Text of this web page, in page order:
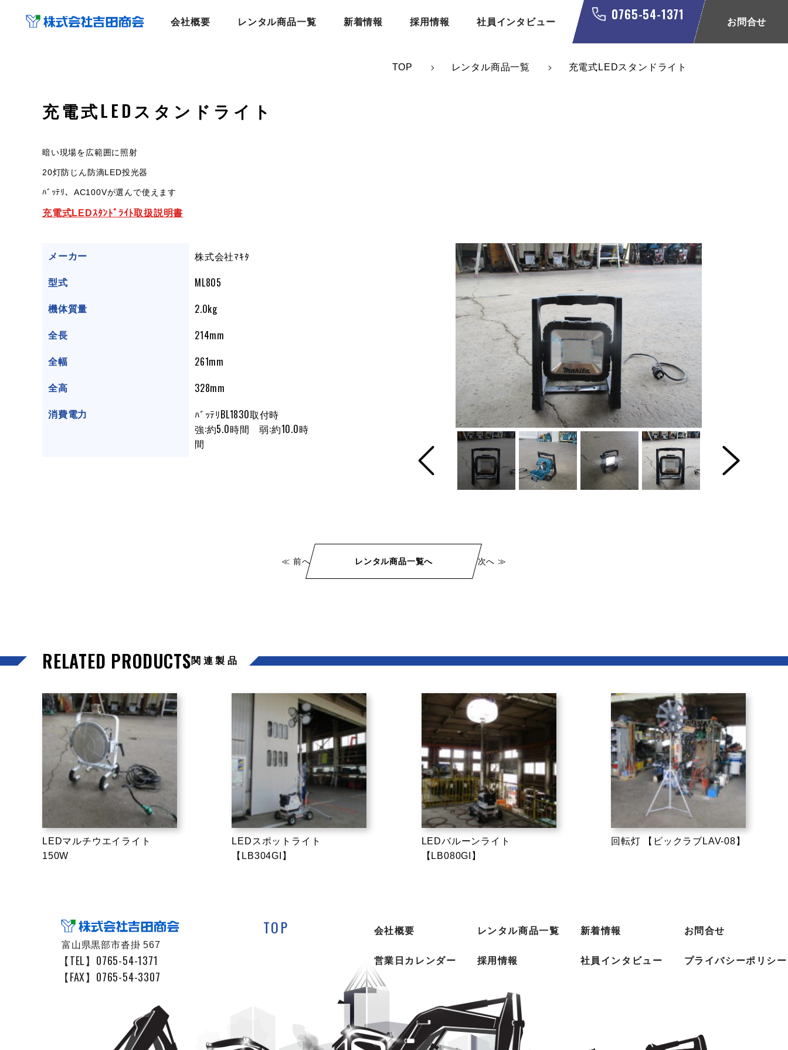
会社概要 レンタル商品一覧 新着情報 採用情報 社員インタビュー 0765-54-1371 お問合せ
TOP レンタル商品一覧 充電式LEDスタンドライト
充電式LEDスタンドライト
暗い現場を広範囲に照射
20灯防じん防滴LED投光器
ﾊﾞｯﾃﾘ、AC100Vが選んで使えます
充電式LEDｽﾀﾝﾄﾞﾗｲﾄ取扱説明書
メーカー 株式会社ﾏｷﾀ
型式 ML805
機体質量 2.0kg
全長 214mm
全幅 261mm
全高 328mm
消費電力
ﾊﾞｯﾃﾘBL1830取付時
強:約5.0時間 弱:約10.0時
間
≪ 前へ レンタル商品一覧へ 次へ ≫
RELATED PRODUCTS関連製品
LEDマルチウエイライト
150W
LEDスポットライト
【LB304GI】
LEDバルーンライト
【LB080GI】
回転灯 【ビックラブLAV-08】
富山県黒部市沓掛 567
【TEL】0765-54-1371
【FAX】0765-54-3307
TOP 会社概要 レンタル商品一覧 新着情報 お問合せ
営業日カレンダー 採用情報 社員インタビュー プライバシーポリシー